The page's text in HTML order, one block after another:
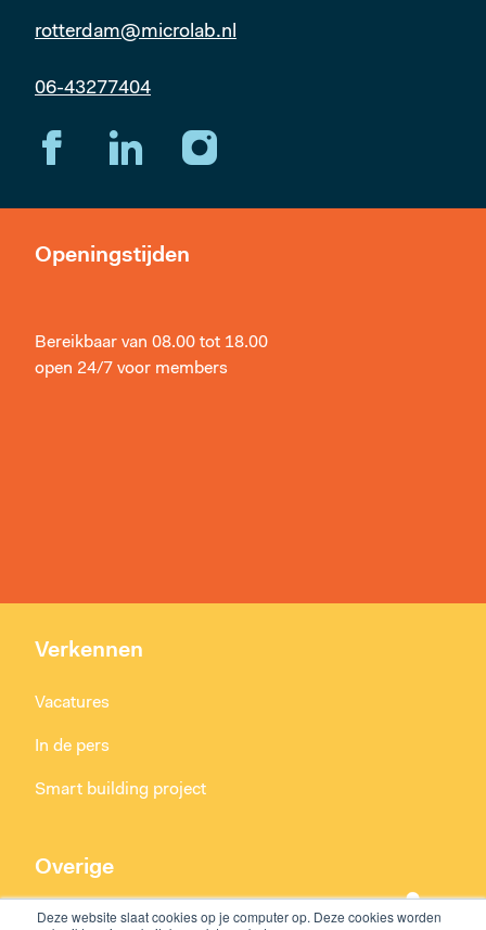
Deze website slaat cookies op je computer op. Deze cookies worden
rotterdam@microlab.nl
06-43277404
Openingstijden
Bereikbaar van 08.00 tot 18.00
open 24/7 voor members
Verkennen
Vacatures
In de pers
Smart building project
Overige
Algemene voorwaarden